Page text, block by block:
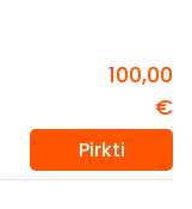
100,00
€
Pirkti